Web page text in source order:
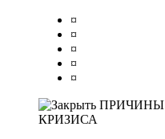
¤
¤
¤
¤
¤
ПРИЧИНЫ
КРИЗИСА